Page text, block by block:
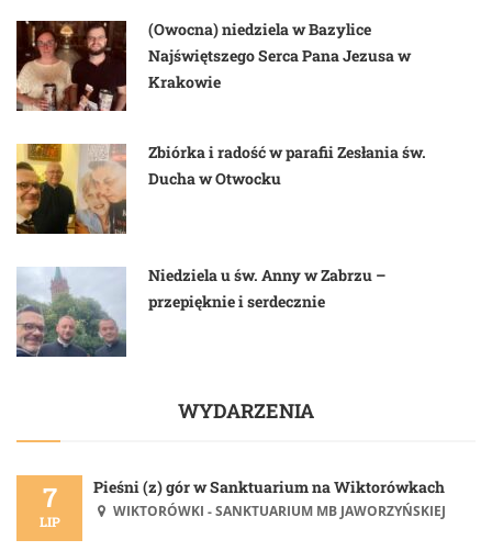
(Owocna) niedziela w Bazylice
Najświętszego Serca Pana Jezusa w
Krakowie
Zbiórka i radość w parafii Zesłania św.
Ducha w Otwocku
Niedziela u św. Anny w Zabrzu –
przepięknie i serdecznie
WYDARZENIA
7
LIP
Pieśni (z) gór w Sanktuarium na Wiktorówkach
WIKTORÓWKI - SANKTUARIUM MB JAWORZYŃSKIEJ